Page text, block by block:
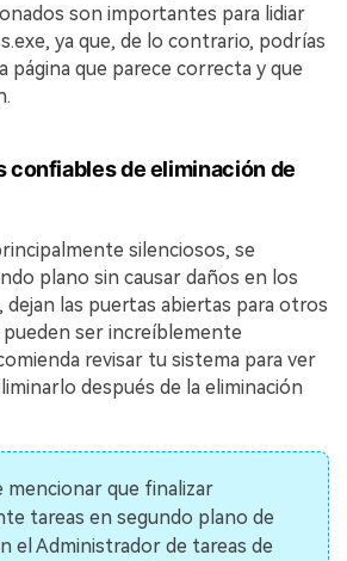
son importantes para lidiar
ya que, de lo contrario, podrías
que parece correcta y que
confiables de eliminación de
silenciosos, se
plano sin causar daños en los
dejan las puertas abiertas para otros
pueden ser increíblemente
revisar tu sistema para ver
después de la eliminación
mencionar que finalizar
tareas en segundo plano de
el Administrador de tareas de